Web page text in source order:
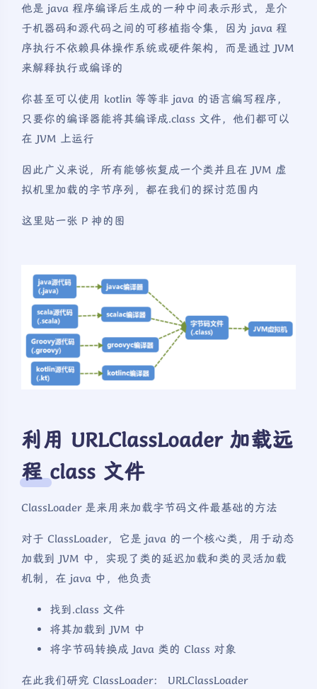
他是 java 程序编译后生成的一种中间表示形式，是介
于机器码和源代码之间的可移植指令集，因为 java 程
序执行不依赖具体操作系统或硬件架构，而是通过 JVM
来解释执行或编译的
你甚至可以使用 kotlin 等等非 java 的语言编写程序，
只要你的编译器能将其编译成.class 文件，他们都可以
在 JVM 上运行
因此广义来说，所有能够恢复成一个类并且在 JVM 虚
拟机里加载的字节序列，都在我们的探讨范围内
这里贴一张 P 神的图
利用 URLClassLoader 加载远
程 class 文件
ClassLoader 是来用来加载字节码文件最基础的方法
对于 ClassLoader，它是 java 的一个核心类，用于动态
加载到 JVM 中，实现了类的延迟加载和类的灵活加载
机制，在 java 中，他负责
找到.class 文件
将其加载到 JVM 中
将字节码转换成 Java 类的 Class 对象
在此我们研究 ClassLoader： URLClassLoader